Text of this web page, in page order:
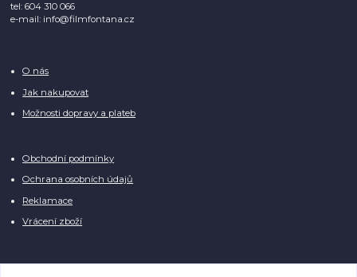
tel: 604 310 066
e-mail: info@filmfontana.cz
O nás
Jak nakupovat
Možnosti dopravy a plateb
Obchodní podmínky
Ochrana osobních údajů
Reklamace
Vrácení zboží